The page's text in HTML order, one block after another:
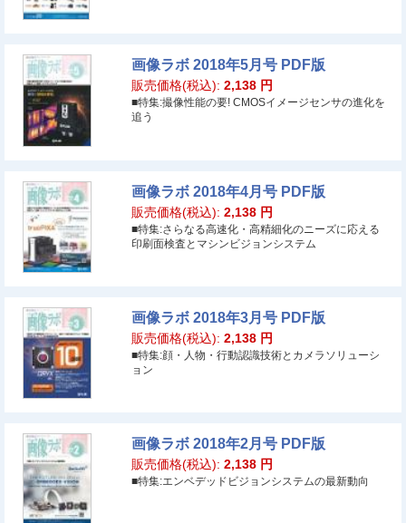
画像ラボ 2018年5月号 PDF版
販売価格(税込): 2,138 円
■特集:撮像性能の要! CMOSイメージセンサの進化を
追う
画像ラボ 2018年4月号 PDF版
販売価格(税込): 2,138 円
■特集:さらなる高速化・高精細化のニーズに応える
印刷面検査とマシンビジョンシステム
画像ラボ 2018年3月号 PDF版
販売価格(税込): 2,138 円
■特集:顔・人物・行動認識技術とカメラソリューシ
ョン
画像ラボ 2018年2月号 PDF版
販売価格(税込): 2,138 円
■特集:エンベデッドビジョンシステムの最新動向